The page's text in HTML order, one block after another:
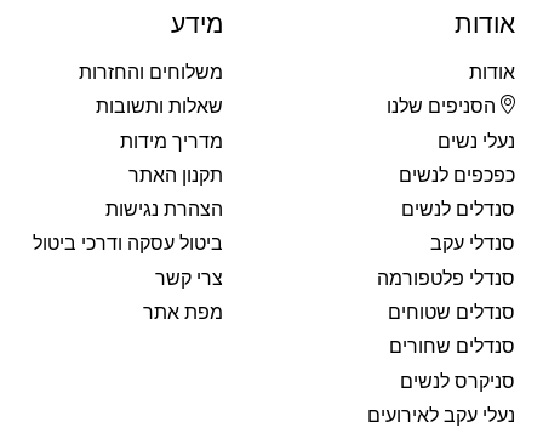
אודות
אודות
הסניפים שלנו
נעלי נשים
כפכפים לנשים
סנדלים לנשים
סנדלי עקב
סנדלי פלטפורמה
סנדלים שטוחים
סנדלים שחורים
סניקרס לנשים
נעלי עקב לאירועים
מידע
משלוחים והחזרות
שאלות ותשובות
מדריך מידות
תקנון האתר
הצהרת נגישות
ביטול עסקה ודרכי ביטול
צרי קשר
מפת אתר